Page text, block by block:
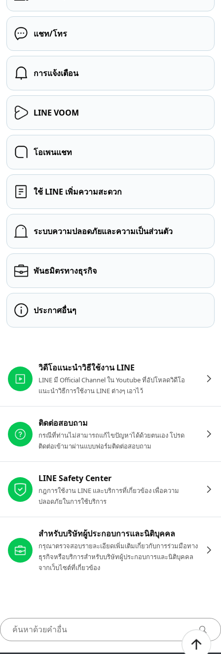
แชท/โทร
การแจ้งเตือน
LINE VOOM
โอเพนแชท
ใช้ LINE เพิ่มความสะดวก
ระบบความปลอดภัยและความเป็นส่วนตัว
พันธมิตรทางธุรกิจ
ประกาศอื่นๆ
วิดีโอแนะนำวิธีใช้งาน LINE
LINE มี Official Channel ใน Youtube ที่อัปโหลดวิดีโอ
แนะนำวิธีการใช้งาน LINE ต่างๆ เอาไว้
ติดต่อสอบถาม
กรณีที่ท่านไม่สามารถแก้ไขปัญหาได้ด้วยตนเอง โปรด
ติดต่อเข้ามาผ่านแบบฟอร์มติดต่อสอบถาม
LINE Safety Center
กฎการใช้งาน LINE และบริการที่เกี่ยวข้อง เพื่อความ
ปลอดภัยในการใช้บริการ
สำหรับบริษัทผู้ประกอบการและนิติบุคคล
กรุณาตรวจสอบรายละเอียดเพิ่มเติมเกี่ยวกับการร่วมมือทาง
ธุรกิจหรือบริการสำหรับบริษัทผู้ประกอบการและนิติบุคคล
จากเว็บไซต์ที่เกี่ยวข้อง